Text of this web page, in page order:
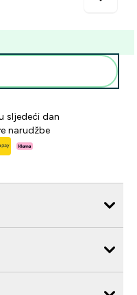
sljedeći dan
narudžbe